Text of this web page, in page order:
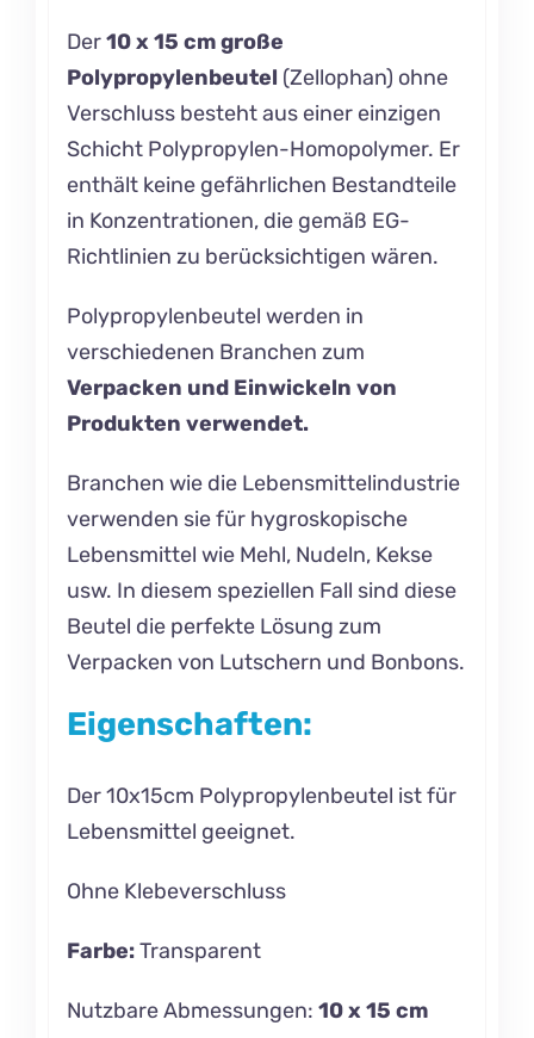
Der10 x 15 cm große
Polypropylenbeutel (Zellophan) ohne
Verschluss besteht aus einer einzigen
Schicht Polypropylen-Homopolymer. Er
enthält keine gefährlichen Bestandteile
in Konzentrationen, die gemäß EG-
Richtlinien zu berücksichtigen wären.
Polypropylenbeutel werden in
verschiedenen Branchen zum
Verpacken und Einwickeln von
Produkten verwendet.
Branchen wie die Lebensmittelindustrie
verwenden sie für hygroskopische
Lebensmittel wie Mehl, Nudeln, Kekse
usw. In diesem speziellen Fall sind diese
Beutel die perfekte Lösung zum
Verpacken von Lutschern und Bonbons.
Eigenschaften:
Der 10x15cm Polypropylenbeutel ist für
Lebensmittel geeignet.
Ohne Klebeverschluss
Farbe:Transparent
Nutzbare Abmessungen: 10 x 15 cm